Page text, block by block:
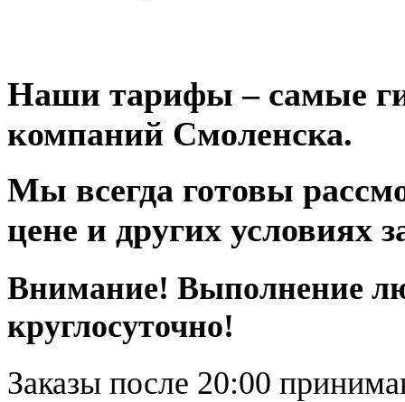
Наши тарифы – самые
компаний Смоленска.
Мы всегда готовы
цене и других условиях
Внимание! Выполнение
круглосуточно!
Заказы после 20:00